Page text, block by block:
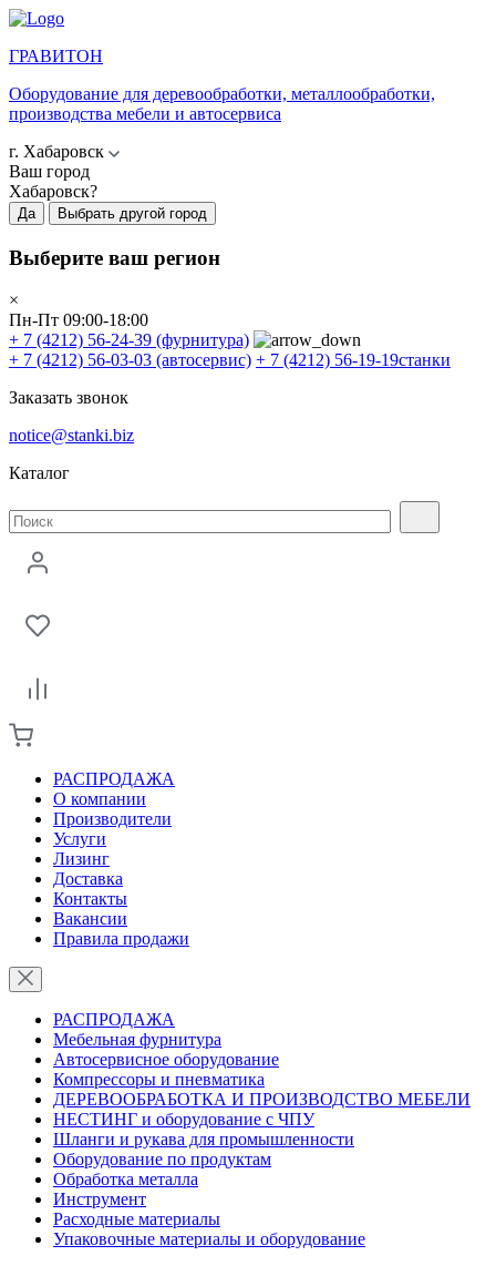
ГРАВИТОН
Оборудование для деревообработки, металлообработки,
производства мебели и автосервиса
г. Хабаровск
Ваш город
Хабаровск?
Да Выбрать другой город
Выберите ваш регион
×
Пн-Пт 09:00-18:00
+ 7 (4212) 56-24-39 (фурнитура)
+ 7 (4212) 56-03-03 (автосервис) + 7 (4212) 56-19-19станки
Заказать звонок
notice@stanki.biz
Каталог
РАСПРОДАЖА
О компании
Производители
Услуги
Лизинг
Доставка
Контакты
Вакансии
Правила продажи
РАСПРОДАЖА
Мебельная фурнитура
Автосервисное оборудование
Компрессоры и пневматика
ДЕРЕВООБРАБОТКА И ПРОИЗВОДСТВО МЕБЕЛИ
НЕСТИНГ и оборудование с ЧПУ
Шланги и рукава для промышленности
Оборудование по продуктам
Обработка металла
Инструмент
Расходные материалы
Упаковочные материалы и оборудование